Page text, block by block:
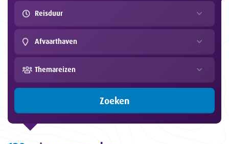
Reisduur
Afvaarthaven
Themareizen
Zoeken